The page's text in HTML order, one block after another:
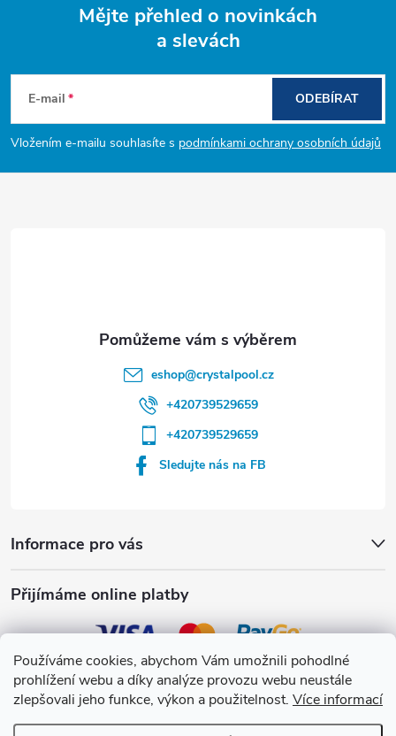
Používáme cookies, abychom Vám umožnili pohodlné
prohlížení webu a díky analýze provozu webu neustále
zlepšovali jeho funkce, výkon a použitelnost. Více informací
p
Mějte přehled o novinkách
a slevách
E-mail
Vložením e-mailu souhlasíte s podmínkami ochrany osobních údajů
ODEBÍRAT
Informace pro vás
Přijímáme online platby
eshop@crystalpool.cz
+420739529659
+420739529659
Sledujte nás na FB
Crystalpool s.r.o.